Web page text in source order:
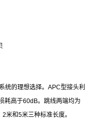
统的理想选择。APC型接头利
耗高于60dB。跳线两端均为
米和5米三种标准长度。